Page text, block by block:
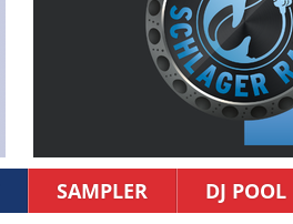
SAMPLER DJ POOL